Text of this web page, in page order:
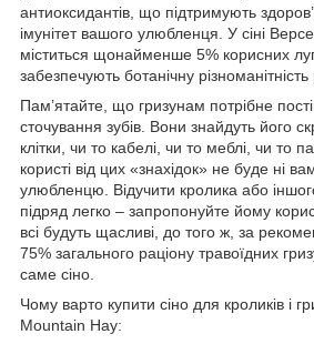
антиоксидантів, що підтримують
імунітет вашого улюбленця. У сіні
міститься щонайменше 5% корисних
забезпечують ботанічну різноманітність
Пам’ятайте, що гризунам потрібне
сточування зубів. Вони знайдуть його
клітки, чи то кабелі, чи то меблі, чи то
користі від цих «знахідок» не буде ні
улюбленцю. Відучити кролика або
підряд легко – запропонуйте йому
всі будуть щасливі, до того ж, за
75% загального раціону травоїдних
саме сіно.
Чому варто купити сіно для кроликів і
Mountain Hay: